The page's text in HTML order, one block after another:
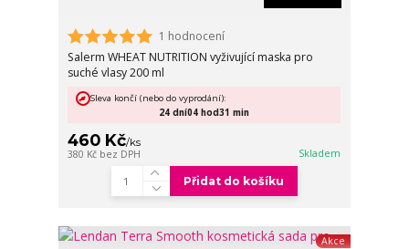
1 hodnocení
Salerm WHEAT NUTRITION vyživující maska pro
suché vlasy 200 ml
460 Kč/ks
380 Kč bez DPH Skladem
Sleva končí (nebo do vyprodání):
24 dní04 hod31 min
Přidat do košíku
Akce